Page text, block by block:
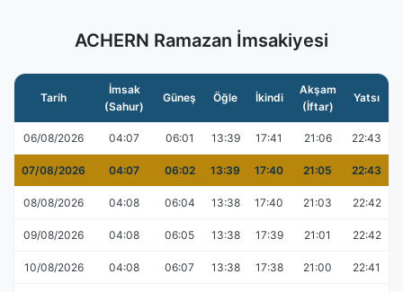
ACHERN Ramazan İmsakiyesi
Tarih
İmsak
(Sahur)
Güneş Öğle İkindi
Akşam
(İftar)
Yatsı
06/08/2026 04:07 06:01 13:39 17:41 21:06 22:43
07/08/2026 04:07 06:02 13:39 17:40 21:05 22:43
08/08/2026 04:08 06:04 13:38 17:40 21:03 22:42
09/08/2026 04:08 06:05 13:38 17:39 21:01 22:42
10/08/2026 04:08 06:07 13:38 17:38 21:00 22:41